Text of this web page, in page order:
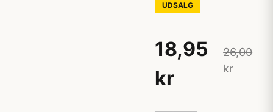
UDSALG
18,95
kr
26,00
kr